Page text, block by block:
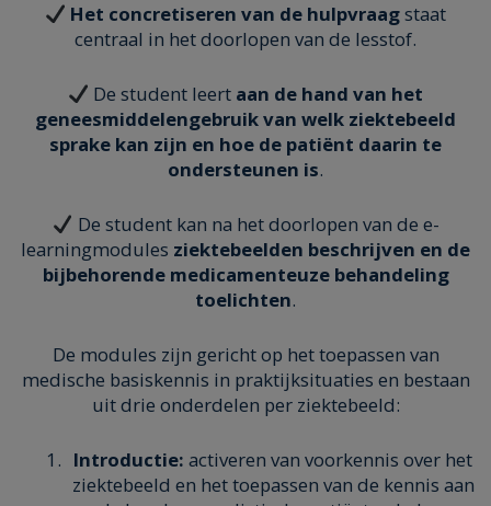
Het concretiseren van de hulpvraagstaat
centraal in het doorlopen van de lesstof.
De student leert aan de hand van het
geneesmiddelengebruik van welk ziektebeeld
sprake kan zijn en hoe de patiënt daarin te
ondersteunen is.
De student kan na het doorlopen van de e-
learningmodules ziektebeelden beschrijven en de
bijbehorende medicamenteuze behandeling
toelichten.
De modules zijn gericht op het toepassen van
medische basiskennis in praktijksituaties en bestaan
uit drie onderdelen per ziektebeeld:
Introductie: activeren van voorkennis over het
ziektebeeld en het toepassen van de kennis aan